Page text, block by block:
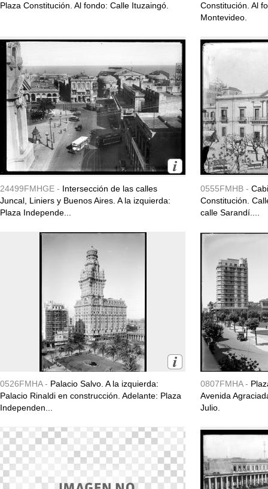
Plaza Constitución. Al fondo: Calle Ituzaingó.
Constitución. Al
Montevideo.
24499FMHGE - Intersección de las calles
Juncal, Liniers y Buenos Aires. A la izquierda:
Plaza Independe...
0555FMHB -
Constitución.
calle Sarandí....
0526FMHA - Palacio Salvo. A la izquierda:
Palacio Rinaldi en construcción. Adelante: Plaza
Independen...
0807FMHA -
Avenida
Julio.